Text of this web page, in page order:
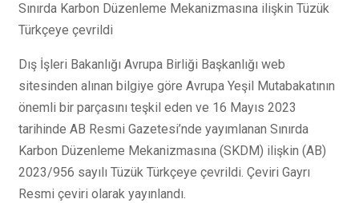
Sınırda Karbon Düzenleme Mekanizmasına ilişkin Tüzük
Türkçeye çevrildi
Dış İşleri Bakanlığı Avrupa Birliği Başkanlığı web
sitesinden alınan bilgiye göre Avrupa Yeşil Mutabakatının
önemli bir parçasını teşkil eden ve 16 Mayıs 2023
tarihinde AB Resmi Gazetesi’nde yayımlanan Sınırda
Karbon Düzenleme Mekanizmasına (SKDM) ilişkin (AB)
2023/956 sayılı Tüzük Türkçeye çevrildi. Çeviri Gayrı
Resmi çeviri olarak yayınlandı.